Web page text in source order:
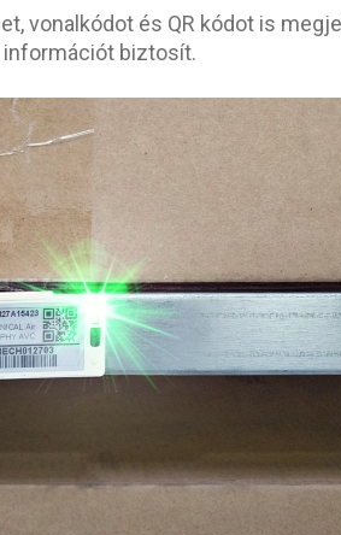
vonalkódot és QR kódot is
információt biztosít.